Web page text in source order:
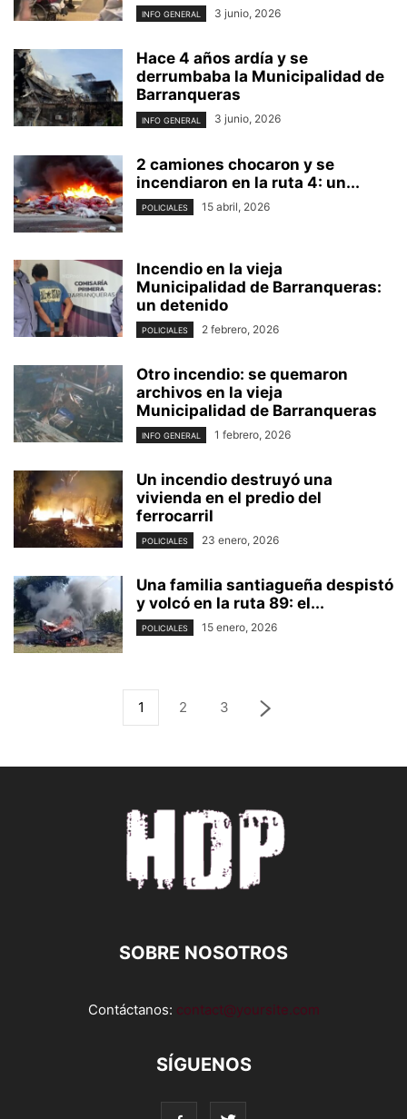
INFO GENERAL 3 junio, 2026
Hace 4 años ardía y se
derrumbaba la Municipalidad de
Barranqueras
INFO GENERAL 3 junio, 2026
2 camiones chocaron y se
incendiaron en la ruta 4: un...
POLICIALES 15 abril, 2026
Incendio en la vieja
Municipalidad de Barranqueras:
un detenido
POLICIALES 2 febrero, 2026
Otro incendio: se quemaron
archivos en la vieja
Municipalidad de Barranqueras
INFO GENERAL 1 febrero, 2026
Un incendio destruyó una
vivienda en el predio del
ferrocarril
POLICIALES 23 enero, 2026
Una familia santiagueña despistó
y volcó en la ruta 89: el...
POLICIALES 15 enero, 2026
1 2 3
SOBRE NOSOTROS
Contáctanos: contact@yoursite.com
SÍGUENOS